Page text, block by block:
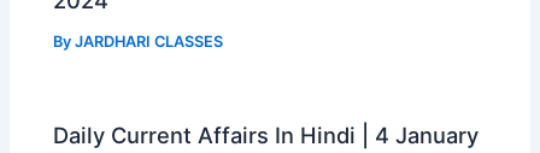
ByJARDHARI CLASSES
Daily Current Affairs In Hindi | 4 January